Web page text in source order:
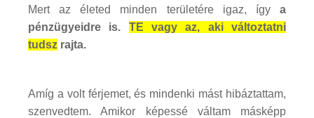
Mert az életed minden területére igaz, így a
pénzügyeidre is. TE vagy az, aki változtatni
tudsz rajta.
Amíg a volt férjemet, és mindenki mást hibáztattam,
szenvedtem. Amikor képessé váltam másképp